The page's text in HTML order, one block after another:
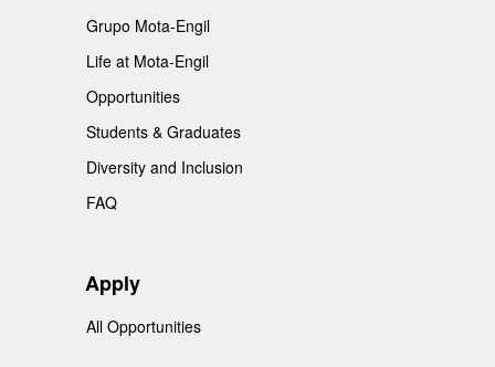
Grupo Mota-Engil
Life at Mota-Engil
Opportunities
Students & Graduates
Diversity and Inclusion
FAQ
Apply
All Opportunities